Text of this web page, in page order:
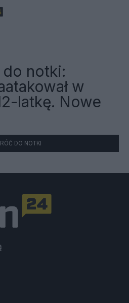
notki:
w
latkę. Nowe
DO NOTKI